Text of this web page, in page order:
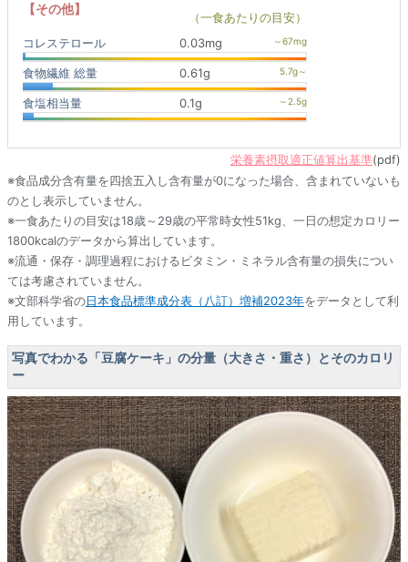
【その他】
（一食あたりの目安）
コレステロール
0.03mg
食物繊維 総量 0.61g
食塩相当量 0.1g
栄養素摂取適正値算出基準(pdf)
※食品成分含有量を四捨五入し含有量が0になった場合、含まれていないも
のとし表示していません。
※一食あたりの目安は18歳～29歳の平常時女性51kg、一日の想定カロリー
1800kcalのデータから算出しています。
※流通・保存・調理過程におけるビタミン・ミネラル含有量の損失につい
ては考慮されていません。
※文部科学省の日本食品標準成分表（八訂）増補2023年をデータとして利
用しています。
写真でわかる「豆腐ケーキ」の分量（大きさ・重さ）とそのカロリ
ー